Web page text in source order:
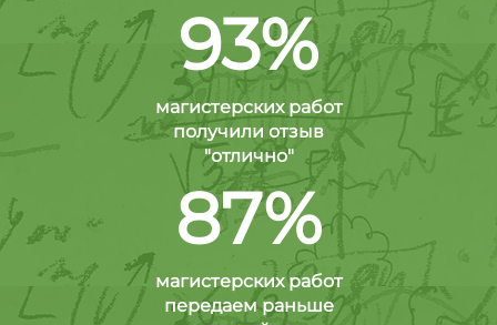
93%
магистерских работ
получили отзыв
"отлично"
87%
магистерских работ
передаем раньше